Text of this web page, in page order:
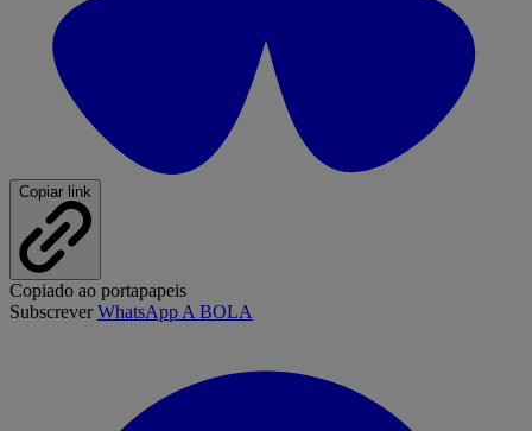
Copiar link
Copiado ao portapapeis
SubscreverWhatsApp A BOLA